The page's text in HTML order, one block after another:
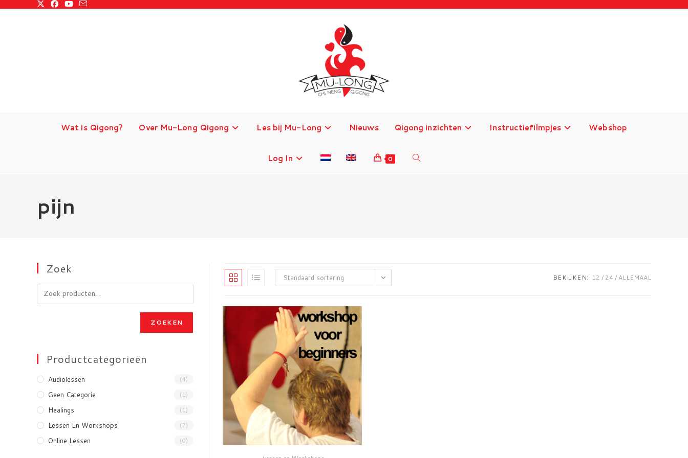
Wat is Qigong? Over Mu-Long Qigong Les bij Mu-Long Nieuws Qigong inzichten Instructiefilmpjes Webshop
Log In 0 Toggle
pijn
Standaard sortering BEKIJKEN: 12 24 ALLEMAAL
Zoek
ZOEKEN
Productcategorieën
Audiolessen (4)
Geen Categorie (1)
Healings (1)
Lessen En Workshops (7)
Online Lessen (0)